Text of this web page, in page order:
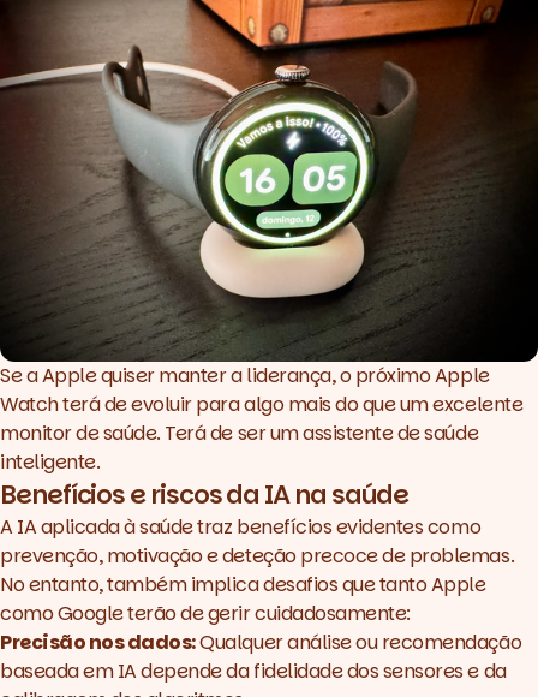
Se a Apple quiser manter a liderança, o próximo Apple
Watch terá de evoluir para algo mais do que um excelente
monitor de saúde. Terá de ser um assistente de saúde
inteligente.
Benefícios e riscos da IA na saúde
A IA aplicada à saúde traz benefícios evidentes como
prevenção, motivação e deteção precoce de problemas.
No entanto, também implica desafios que tanto Apple
como Google terão de gerir cuidadosamente:
Precisão nos dados:Qualquer análise ou recomendação
baseada em IA depende da fidelidade dos sensores e da